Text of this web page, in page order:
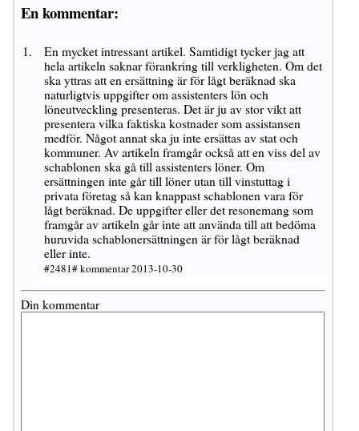
En kommentar:
En mycket intressant artikel. Samtidigt tycker jag att
hela artikeln saknar förankring till verkligheten. Om det
ska yttras att en ersättning är för lågt beräknad ska
naturligtvis uppgifter om assistenters lön och
löneutveckling presenteras. Det är ju av stor vikt att
presentera vilka faktiska kostnader som assistansen
medför. Något annat ska ju inte ersättas av stat och
kommuner. Av artikeln framgår också att en viss del av
schablonen ska gå till assistenters löner. Om
ersättningen inte går till löner utan till vinstuttag i
privata företag så kan knappast schablonen vara för
lågt beräknad. De uppgifter eller det resonemang som
framgår av artikeln går inte att använda till att bedöma
huruvida schablonersättningen är för lågt beräknad
eller inte.
#2481# kommentar 2013-10-30
Din kommentar